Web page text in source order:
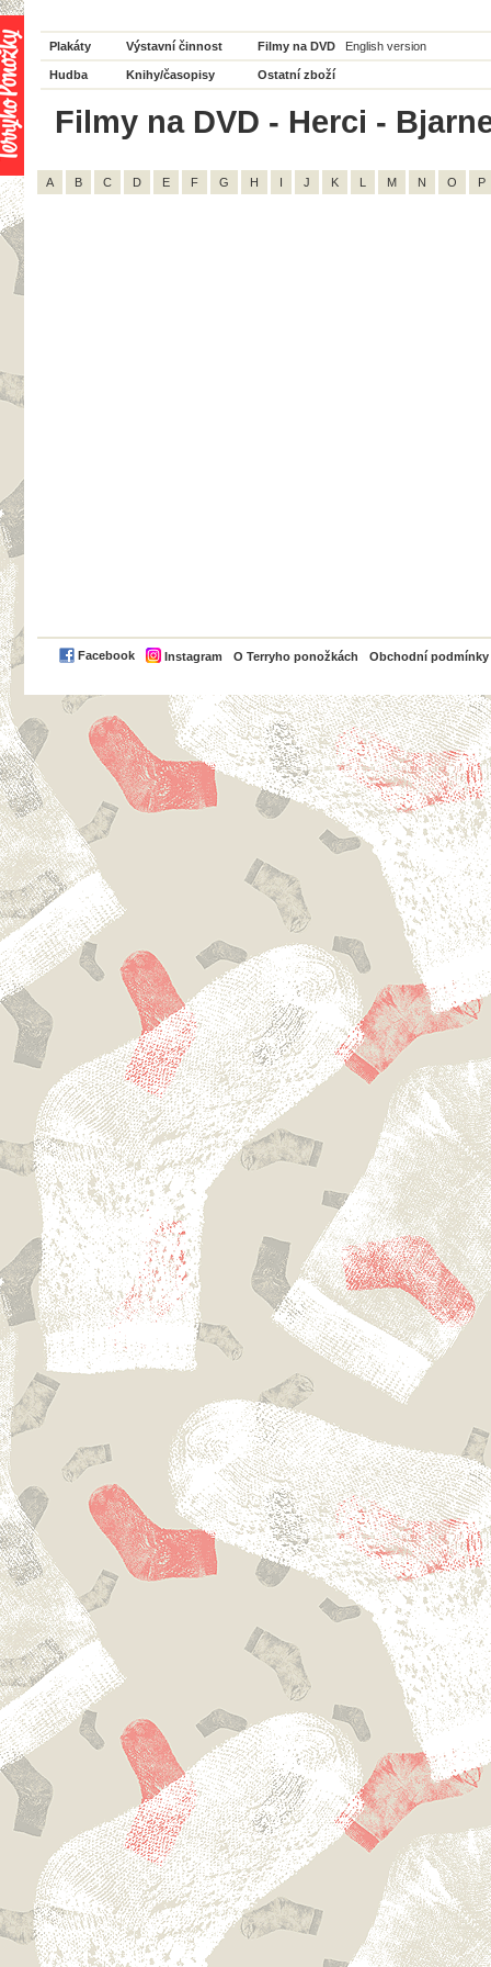
Plakáty Výstavní činnost Filmy na DVD English version
Hudba Knihy/časopisy Ostatní zboží
Filmy na DVD - Herci -
A B C D E F G H I J K L M N O P
Facebook Instagram O Terryho ponožkách Obchodní podmínky
PayPal